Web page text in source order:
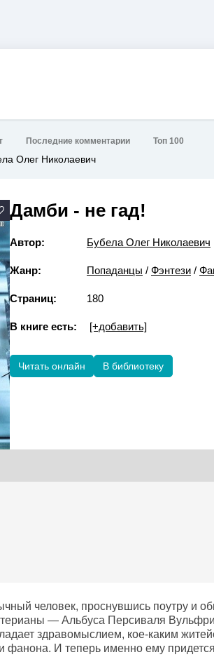
Последние комментарии Топ 100
Олег Николаевич
Дамби - не гад!
Автор: Бубела Олег Николаевич
Жанр: Попаданцы / Фэнтези /
Страниц: 180
В книге есть: [+добавить]
Читать онлайн В библиотеку
человек, проснувшись поутру и
— Альбуса Персиваля
здравомыслием, кое-каким
фанона. И теперь именно ему